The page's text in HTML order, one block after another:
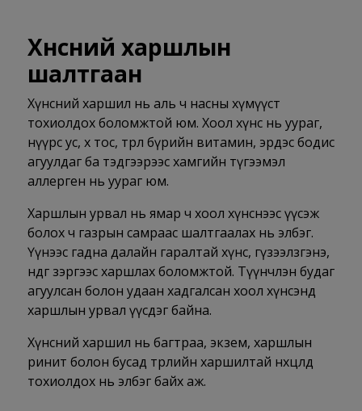
Хүнсний харшлын
шалтгаан
Хүнсний харшил нь аль ч насны хүмүүст
тохиолдох боломжтой юм. Хоол хүнс нь уураг,
нүүрс ус, өөх тос, төрөл бүрийн витамин, эрдэс бодис
агуулдаг ба тэдгээрээс хамгийн түгээмэл
аллерген нь уураг юм.
Харшлын урвал нь ямар ч хоол хүнснээс үүсэж
болох ч газрын самраас шалтгаалах нь элбэг.
Үүнээс гадна далайн гаралтай хүнс, гүзээлзгэнэ,
өндөг зэргээс харшлах боломжтой. Түүнчлэн будаг
агуулсан болон удаан хадгалсан хоол хүнсэнд
харшлын урвал үүсдэг байна.
Хүнсний харшил нь багтраа, экзем, харшлын
ринит болон бусад төрлийн харшилтай нөхцөлд
тохиолдох нь элбэг байх аж.